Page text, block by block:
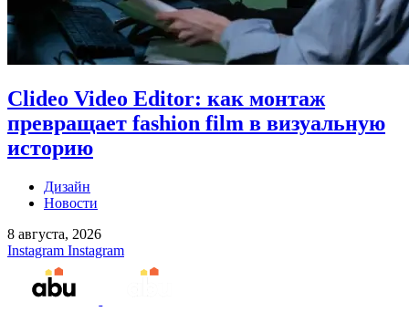
Clideo Video Editor: как монтаж
превращает fashion film в визуальную
историю
Дизайн
Новости
8 августа, 2026
Instagram Instagram